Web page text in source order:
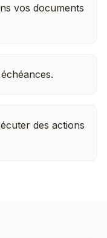
vos documents
des actions